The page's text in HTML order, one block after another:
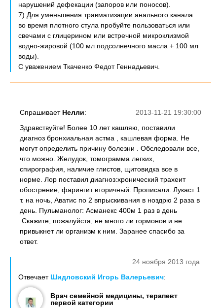
нарушений дефекации (запоров или поносов).
7) Для уменьшения травматизации анального канала
во время плотного стула пробуйте пользоваться или
свечами с глицерином или встречной микроклизмой
водно-жировой (100 мл подсолнечного масла + 100 мл
воды).
С уважением Ткаченко Федот Геннадьевич.
2013-11-21 19:30:00
Спрашивает Нелли:
Здравствуйте! Более 10 лет кашляю, поставили
диагноз бронхиальная астма , кашлевая форма. Не
могут определить причину болезни . Обследовали все,
что можно. Желудок, томограмма легких,
спирография, наличие глистов, щитовидка все в
норме. Лор поставил диагноз:хронический трахеит
обострение, фарингит вторичный. Прописали: Лукаст 1
т. на ночь, Аватис по 2 впрыскивания в ноздрю 2 раза в
день. Пульманолог: Асманекс 400м 1 раз в день
.Скажите, пожалуйста, не много ли гормонов и не
привыкнет ли организм к ним. Заранее спасибо за
ответ.
24 ноября 2013 года
Отвечает Шидловский Игорь Валерьевич:
Врач семейной медицины, терапевт
первой категории